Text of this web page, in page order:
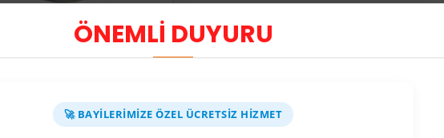
ÖNEMLİ DUYURU
🚀 BAYILERIMIZE ÖZEL ÜCRETSIZ HIZMET
boruların dönüşlerinde 90
iki tarafıda içten dişli ek ve dönüş